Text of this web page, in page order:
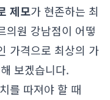
제모가 현존하는 최
의원 강남점이 어떻
가격으로 최상의 가
보겠습니다.
를 따져야 할 때